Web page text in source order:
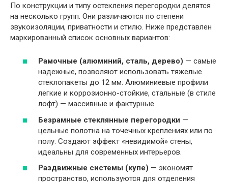
По конструкции и типу остекления перегородки делятся
на несколько групп. Они различаются по степени
звукоизоляции, приватности и стилю. Ниже представлен
маркированный список основных вариантов:
Рамочные (алюминий, сталь, дерево) — самые
надежные, позволяют использовать тяжелые
стеклопакеты до 12 мм. Алюминиевые профили
легкие и коррозионно-стойкие, стальные (в стиле
лофт) — массивные и фактурные.
Безрамные стеклянные перегородки —
цельные полотна на точечных креплениях или по
полу. Создают эффект «невидимой» стены,
идеальны для современных интерьеров.
Раздвижные системы (купе) — экономят
пространство, используются для отделения